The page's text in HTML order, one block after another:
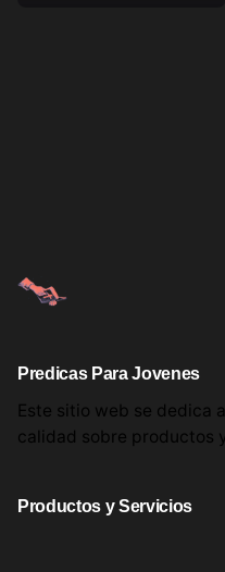
Predicas Para Jovenes
Este sitio web se dedica
calidad sobre productos
Productos y Servicios